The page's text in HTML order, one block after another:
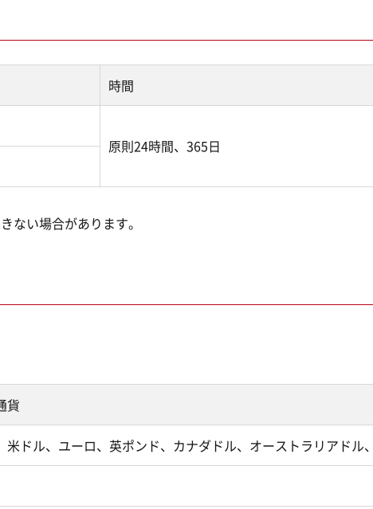
時間
原則24時間、365日
ない場合があります。
貨
米ドル、ユーロ、英ポンド、カナダドル、オーストラリアドル